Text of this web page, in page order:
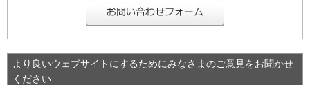
より良いウェブサイトにするためにみなさまのご意見をお聞かせ
ください